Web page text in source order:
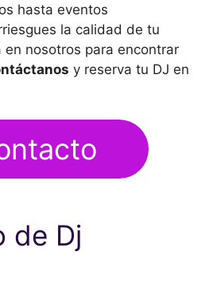
hasta eventos
la calidad de tu
en nosotros para encontrar
y reserva tu DJ en
de Dj